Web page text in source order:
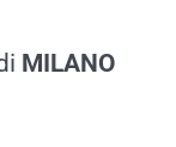
MILANO